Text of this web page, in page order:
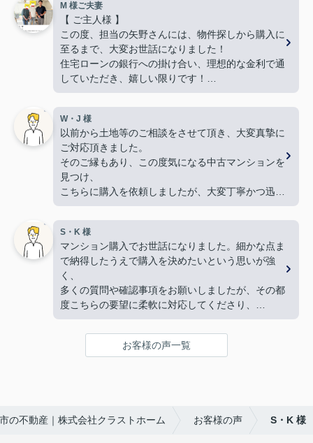
M 様ご夫妻
【 ご主人様 】
この度、担当の矢野さんには、物件探しから購入に
至るまで、大変お世話になりました！
住宅ローンの銀行への掛け合い、理想的な金利で通
していただき、嬉しい限りです！
難しい希望や条件にもかかわらず、何件も何件も、
内覧の段取りをしてくださり、当初から親身に動い
てくださって、本当に感謝しています。
良い御縁に出会えました事、嬉しく思います。本当
にありがとうございました！
【 奥様 】
この度、担当して下さった矢野さんには、たいへん
大変お世話になり、
暑い暑い最中、こちらの要望に沿った物件探しに尽
力して下さり、
家族皆んなが笑顔になれる、素敵な家に出会えるこ
とができました。
購入にあたって、疑問や質問にも丁寧に説明して下
さり、各所に度々足を運んで下さり、連絡や報告な
ど常に迅速に対応して下さいました。
さんのお人柄に、
心から信頼させていただいています。
いと思います。
矢野さんのこれからのご活躍とご健勝を心よりお祈
W・J 様
以前から土地等のご相談をさせて頂き、大変真摯に
ご対応頂きました。
そのご縁もあり、この度気になる中古マンションを
見つけ、
こちらに購入を依頼しましたが、大変丁寧かつ迅速
な対応をして頂き満足しております。
手続きを丁寧に進行して下さるのに加え、
物件購入後の生活風景を同じ目線で考えてくださ
り、
下心のない対応に感銘を受けました。ありがとうご
ざいました。
S・K 様
マンション購入でお世話になりました。細かな点ま
で納得したうえで購入を決めたいという思いが強
く、
多くの質問や確認事項をお願いしましたが、その都
度こちらの要望に柔軟に対応してくださり、
気になることは私たちが納得できるまで丁寧に調べ
てくださいました。商談の際は、妻の体調にも気を
配っていただくなど、
不安も多くありましたが、安心して相談できる会
社・担当者様でした。
特に担当してくださった中野様、柴田様には大変お
お客様の声一覧
の不動産｜株式会社クラストホーム お客様の声 S・K 様